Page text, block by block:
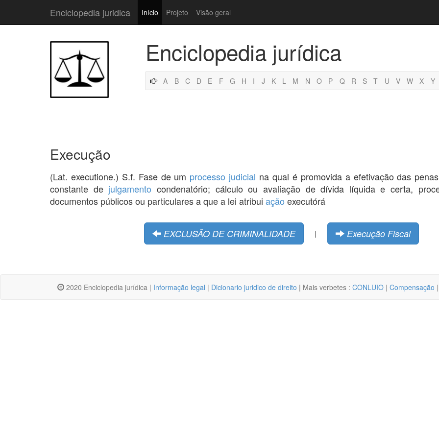
Enciclopedia juridica Início Projeto Visão geral
Enciclopedia jurídica
A B C D E F G H I J K L M N O P Q R S T U V W X Y
Execução
(Lat. executione.) S.f. Fase de um processo judicial na qual é promovida a efetivação das
constante de julgamento condenatório; cálculo ou avaliação de dívida líquida e certa,
documentos públicos ou particulares a que a lei atribui ação executórá
EXCLUSÃO DE CRIMINALIDADE | Execução Fiscal
2020 Enciclopedia jurídica | Informação legal | Dicionario juridico de direito | Mais verbetes : CONLUIO | Compensação |